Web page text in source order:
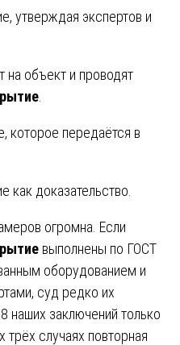
утверждая экспертов и
объект и проводят
которое передаётся в
доказательство.
огромна. Если
выполнены по ГОСТ
оборудованием и
суд редко их
наших заключений только
случаях повторная